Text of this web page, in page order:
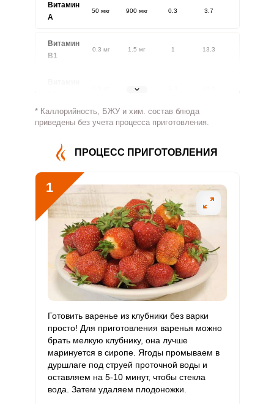
Витамин
A
50 мкг 900 мкг 0.3 3.7
Витамин
В1
0.3 мг 1.5 мг 1 13.3
1.8 мг
Витамин
57 мг 500 мг 0.5 7.6
Витамин
В5
Витамин
В6
2 мг 1.4 20
Витамин
100 мкг 400 мкг 1.2 16.7
Витамин
0 3 мкг 0
Витамин
С
600 мкг 90 мкг 31.7 444.4
Витамин
D
0
Витамин
* Каллорийность, БЖУ и хим. состав блюда
приведены без учета процесса приготовления.
ПРОЦЕСС ПРИГОТОВЛЕНИЯ
1
Готовить варенье из клубники без варки
просто! Для приготовления варенья можно
брать мелкую клубнику, она лучше
маринуется в сиропе. Ягоды промываем в
дуршлаге под струей проточной воды и
оставляем на 5-10 минут, чтобы стекла
вода. Затем удаляем плодоножки.